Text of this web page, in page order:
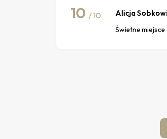
10 / 10 Alicja
Świetne